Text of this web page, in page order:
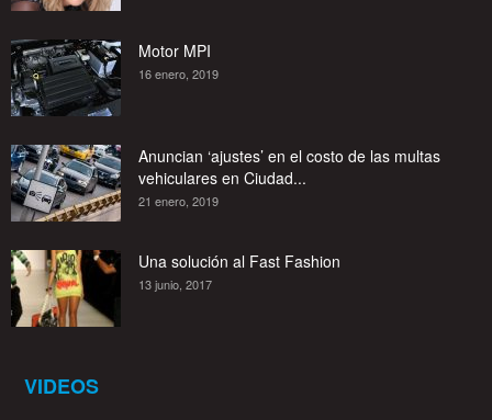
Motor MPI
16 enero, 2019
Anuncian ‘ajustes’ en el costo de las multas
vehiculares en Ciudad...
21 enero, 2019
Una solución al Fast Fashion
13 junio, 2017
VIDEOS